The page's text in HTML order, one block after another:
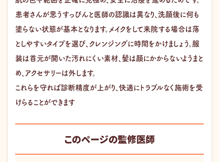
患者さんが思うすっぴんと医師の認識は異なり、洗顔後に何も
塗らない状態が基本となります。メイクをして来院する場合は落
としやすいタイプを選び、クレンジングに時間をかけましょう。服
装は首元が開いた汚れにくい素材、髪は顔にかからないようまと
め、アクセサリーは外します。
これらを守れば診断精度が上がり、快適にトラブルなく施術を受
けらることができます
このページの監修医師